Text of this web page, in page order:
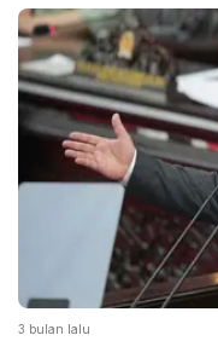
3 bulan lalu